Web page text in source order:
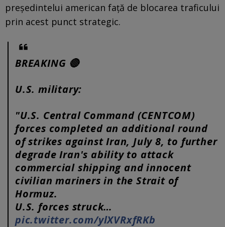
președintelui american față de blocarea traficului
prin acest punct strategic.
BREAKING 🔴
U.S. military:
"U.S. Central Command (CENTCOM)
forces completed an additional round
of strikes against Iran, July 8, to further
degrade Iran's ability to attack
commercial shipping and innocent
civilian mariners in the Strait of
Hormuz.
U.S. forces struck…
pic.twitter.com/ylXVRxfRKb